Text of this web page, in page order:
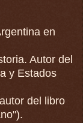
en
Autor del
y Estados
del libro